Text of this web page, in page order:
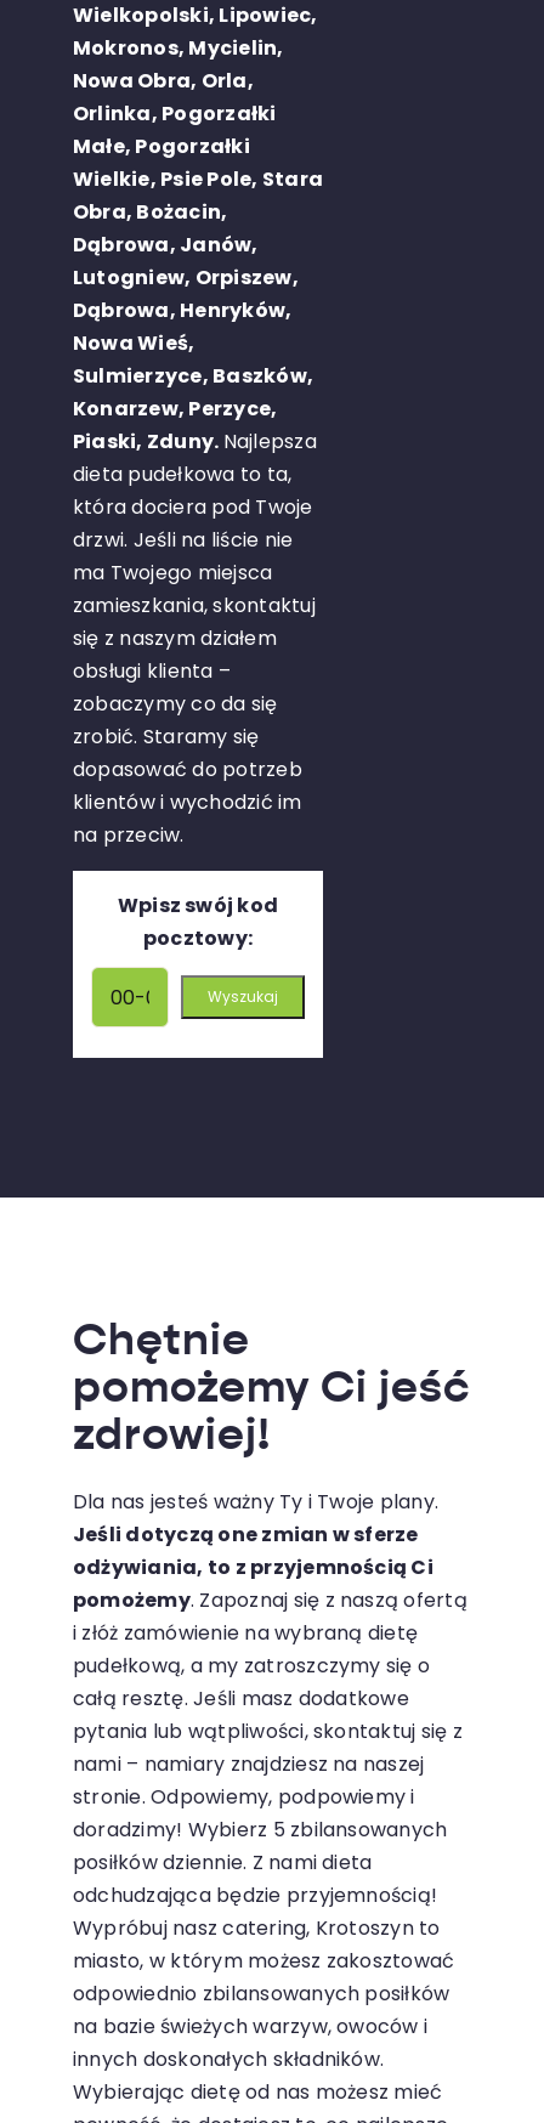
Wielkopolski, Lipowiec,
Mokronos, Mycielin,
Nowa Obra, Orla,
Orlinka, Pogorzałki
Małe, Pogorzałki
Wielkie, Psie Pole, Stara
Obra, Bożacin,
Dąbrowa, Janów,
Lutogniew, Orpiszew,
Dąbrowa, Henryków,
Nowa Wieś,
Sulmierzyce, Baszków,
Konarzew, Perzyce,
Piaski, Zduny. Najlepsza
dieta pudełkowa to ta,
która dociera pod Twoje
drzwi. Jeśli na liście nie
ma Twojego miejsca
zamieszkania, skontaktuj
się z naszym działem
obsługi klienta –
zobaczymy co da się
zrobić. Staramy się
dopasować do potrzeb
klientów i wychodzić im
na przeciw.
Wpisz swój kod
pocztowy:
Chętnie
pomożemy Ci jeść
zdrowiej!
Dla nas jesteś ważny Ty i Twoje plany.
Jeśli dotyczą one zmian w sferze
odżywiania, to z przyjemnością Ci
pomożemy. Zapoznaj się z naszą ofertą
i złóż zamówienie na wybraną dietę
pudełkową, a my zatroszczymy się o
całą resztę. Jeśli masz dodatkowe
pytania lub wątpliwości, skontaktuj się z
nami – namiary znajdziesz na naszej
stronie. Odpowiemy, podpowiemy i
doradzimy! Wybierz 5 zbilansowanych
posiłków dziennie. Z nami dieta
odchudzająca będzie przyjemnością!
Wypróbuj nasz catering, Krotoszyn to
miasto, w którym możesz zakosztować
odpowiednio zbilansowanych posiłków
na bazie świeżych warzyw, owoców i
innych doskonałych składników.
Wybierając dietę od nas możesz mieć